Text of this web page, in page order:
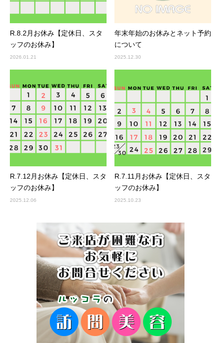
R.8.2月お休み【定休日、スタ
ッフのお休み】
2026.01.21
年末年始のお休みとネット予約
について
2025.12.30
R.7.12月お休み【定休日、スタ
ッフのお休み】
2025.12.06
R.7.11月お休み【定休日、スタ
ッフのお休み】
2025.10.23